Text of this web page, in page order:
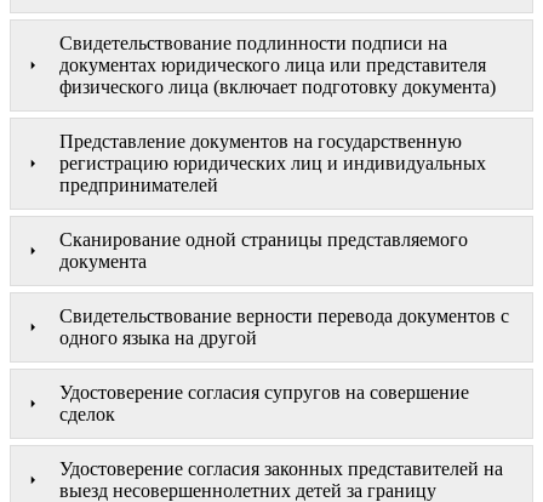
Свидетельствование подлинности подписи на
документах юридического лица или представителя
физического лица (включает подготовку документа)
Представление документов на государственную
регистрацию юридических лиц и индивидуальных
предпринимателей
Сканирование одной страницы представляемого
документа
Свидетельствование верности перевода документов с
одного языка на другой
Удостоверение согласия супругов на совершение
сделок
Удостоверение согласия законных представителей на
выезд несовершеннолетних детей за границу